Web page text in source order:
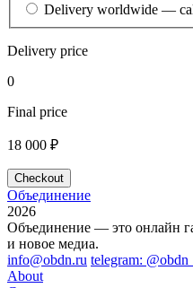
Delivery worldwide —
Delivery price
0
Final price
18 000 ₽
Checkout
Объединение
2026
Объединение — это онлайн
и новое медиа.
info@obdn.ru telegram:
About